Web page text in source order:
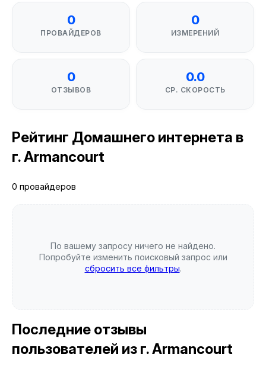
0
ПРОВАЙДЕРОВ
0
ИЗМЕРЕНИЙ
0
ОТЗЫВОВ
0.0
СР. СКОРОСТЬ
Рейтинг Домашнего интернета в
г. Armancourt
0 провайдеров
По вашему запросу ничего не найдено.
Попробуйте изменить поисковый запрос или
сбросить все фильтры.
Последние отзывы
пользователей из г. Armancourt